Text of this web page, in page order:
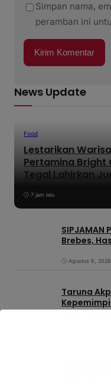
Simpan nama,
peramban ini
News Update
Food
Lestarikan
Pertamina Bright
Tegal Lahirkan
7 jam lalu
Brebes,
Agustus 6, 2026
Taruna
dan